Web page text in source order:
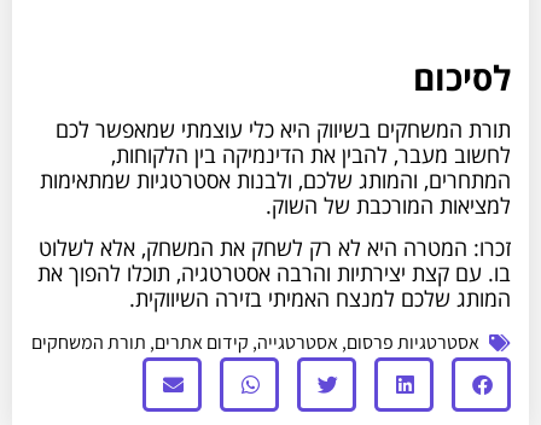
לסיכום
תורת המשחקים בשיווק היא כלי עוצמתי שמאפשר לכם
לחשוב מעבר, להבין את הדינמיקה בין הלקוחות,
המתחרים, והמותג שלכם, ולבנות אסטרטגיות שמתאימות
למציאות המורכבת של השוק.
זכרו: המטרה היא לא רק לשחק את המשחק, אלא לשלוט
בו. עם קצת יצירתיות והרבה אסטרטגיה, תוכלו להפוך את
המותג שלכם למנצח האמיתי בזירה השיווקית.
אסטרטגיות פרסום,אסטרטגייה,קידום אתרים,תורת המשחקים